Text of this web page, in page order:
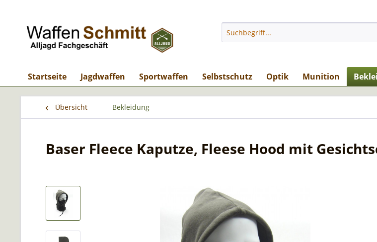
Startseite Jagdwaffen Sportwaffen Selbstschutz Optik Munition
Übersicht Bekleidung
Baser Fleece Kaputze, Fleese Hood mit